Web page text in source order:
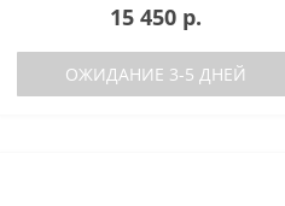
пользователем индивидуально (по
предустановленные ц..
15 450 р.
ОЖИДАНИЕ 3-5 ДНЕЙ